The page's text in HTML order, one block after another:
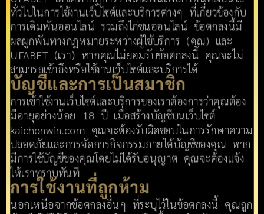
ทั่วไปในการใช้งานเว็บไซต์และบริการต่างๆ ที่เกี่ยวข้องกับ
การเดิมพันออนไลน์ รวมถึงไก่ชนออนไลน์ ข้อตกลงนี้มี
ผลผูกพันทางกฎหมายระหว่างผู้ใช้บริการ (คุณ) และ
UFABET (เรา) หากคุณไม่ยอมรับข้อตกลงนี้ คุณจะไม่
สามารถเข้าถึงหรือใช้งานเว็บไซต์และบริการได้
บัญชีและการเป็นสมาชิก
การเข้าใช้งานเว็บไซต์และบริการของเราต้องการว่าคุณต้อง
มีอายุอย่างน้อย 18 ปี เมื่อสร้างบัญชีบนเว็บไซต์
kaichonwin.com คุณจะต้องรับผิดชอบในการรักษาความ
ปลอดภัยและการจัดการกิจกรรมภายใต้บัญชีของคุณ หาก
มีการใช้บัญชีของคุณโดยไม่ได้รับอนุญาต คุณจะต้องแจ้ง
ให้เราทราบทันที
การใช้งานที่ถูกห้าม
นอกเหนือจากข้อตกลงอื่นๆ ที่ระบุไว้ในข้อตกลงนี้ คุณถูก